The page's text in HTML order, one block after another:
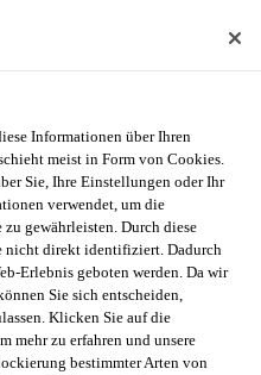
(PwC)
der Swiss Life
Gesellschaften der
externen Revisionsstelle
Informationen über Ihren
meist in Form von Cookies.
Sie, Ihre Einstellungen oder Ihr
verwendet, um die
gewährleisten. Durch diese
nicht direkt identifiziert. Dadurch
Erlebnis geboten werden. Da wir
Sie sich entscheiden,
Klicken Sie auf die
mehr zu erfahren und unsere
bestimmter Arten von